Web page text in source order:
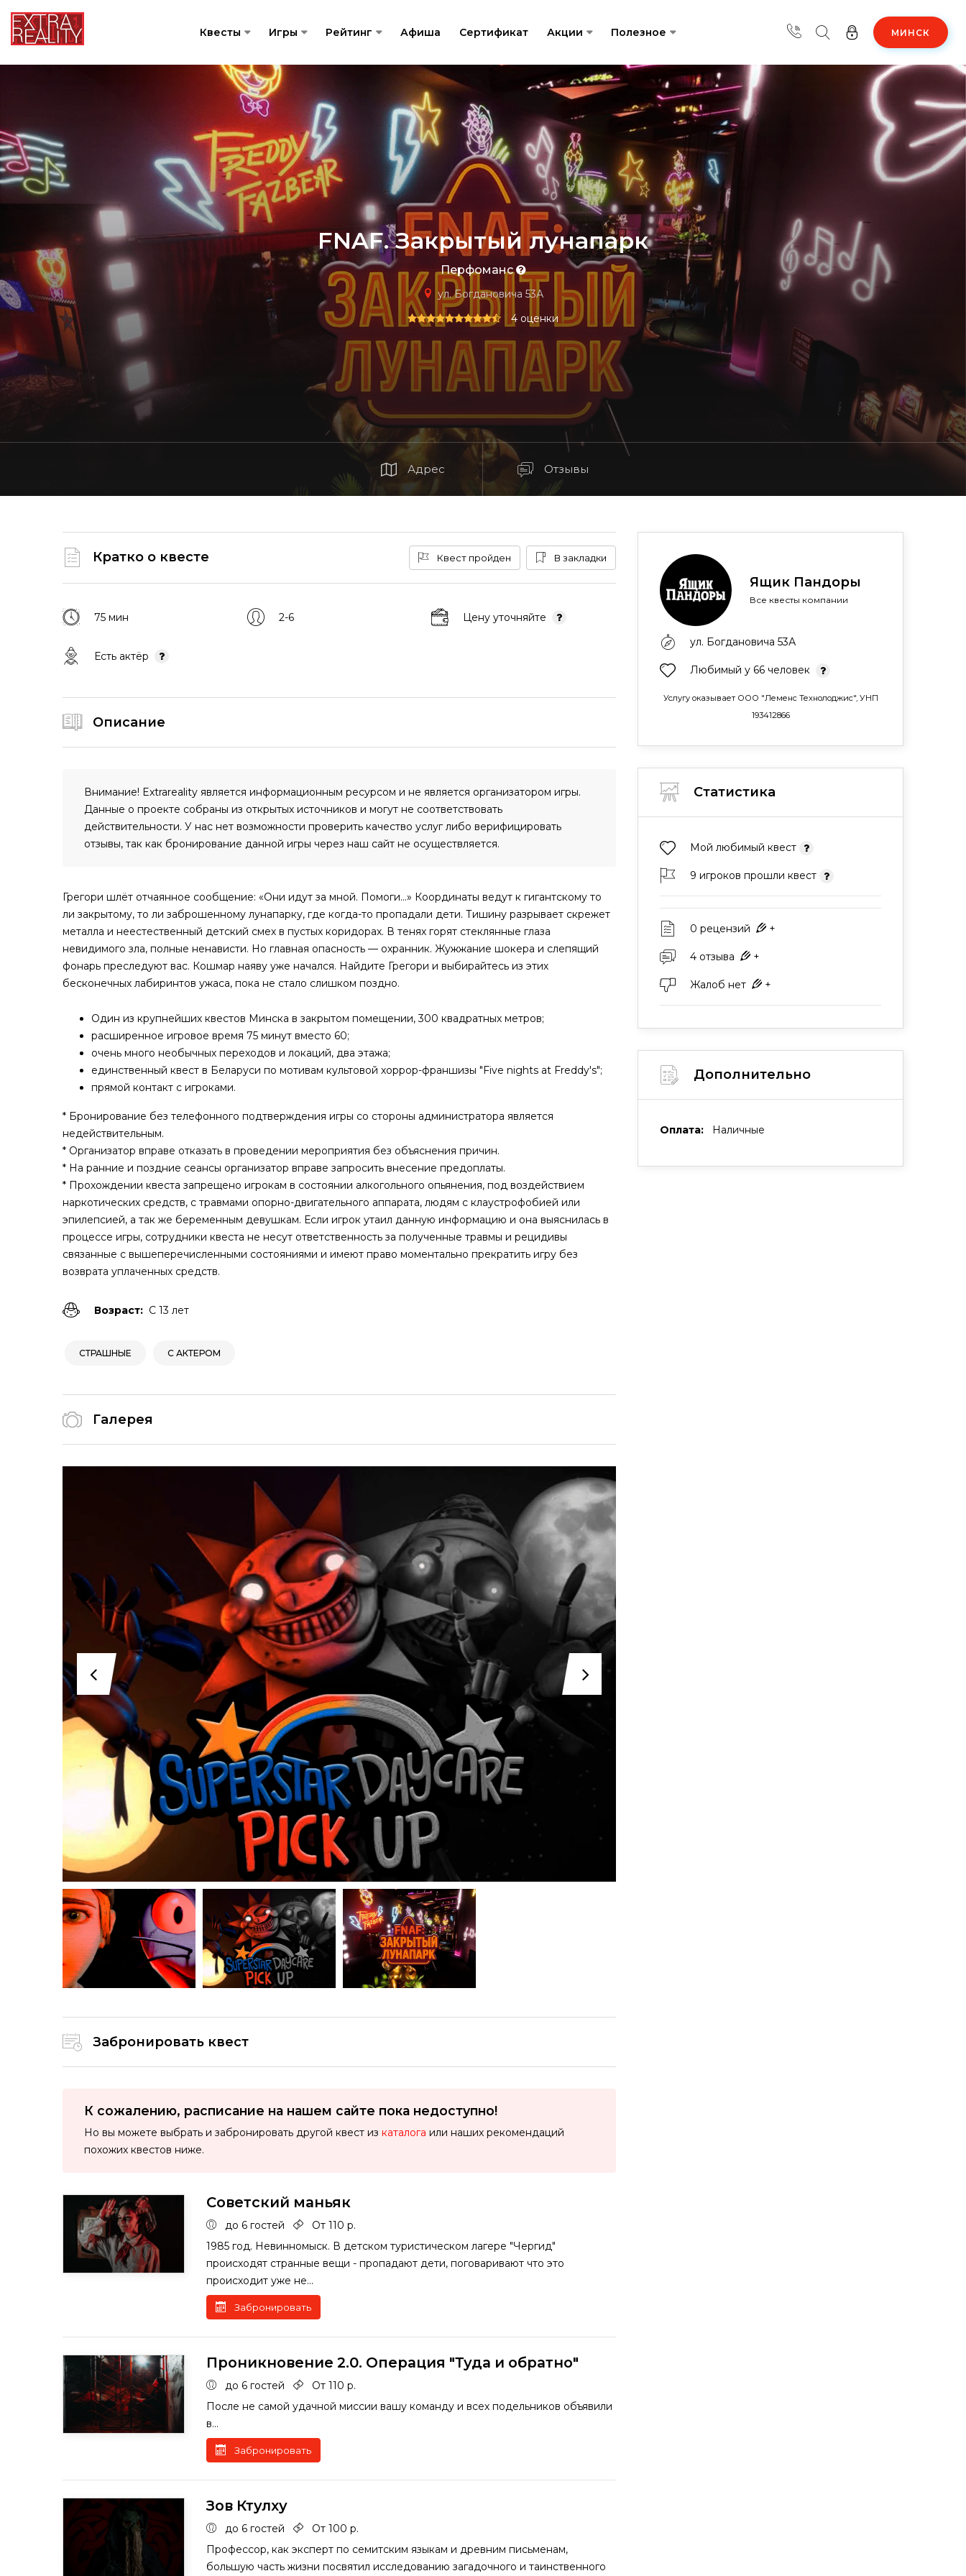
Квесты Игры Рейтинг Афиша Сертификат Акции Полезное МИНСК
FNAF. Закрытый лунапарк
Перфоманс
ул. Богдановича 53А
4 оценки
Адрес Отзывы
Кратко о квесте В закладки
Квест пройден
75 мин 2-6 Цену уточняйте
Есть актёр
Описание
Внимание! Extrareality является информационным ресурсом и не является организатором игры.
Данные о проекте собраны из открытых источников и могут не соответствовать
действительности. У нас нет возможности проверить качество услуг либо верифицировать
отзывы, так как бронирование данной игры через наш сайт не осуществляется.
Грегори шлёт отчаянное сообщение: «Они идут за мной. Помоги...» Координаты ведут к гигантскому то
ли закрытому, то ли заброшенному лунапарку, где когда-то пропадали дети. Тишину разрывает скрежет
металла и неестественный детский смех в пустых коридорах. В тенях горят стеклянные глаза
невидимого зла, полные ненависти. Но главная опасность — охранник. Жужжание шокера и слепящий
фонарь преследуют вас. Кошмар наяву уже начался. Найдите Грегори и выбирайтесь из этих
бесконечных лабиринтов ужаса, пока не стало слишком поздно.
Один из крупнейших квестов Минска в закрытом помещении, 300 квадратных метров;
расширенное игровое время 75 минут вместо 60;
очень много необычных переходов и локаций, два этажа;
единственный квест в Беларуси по мотивам культовой хоррор-франшизы "Five nights at Freddy's";
прямой контакт с игроками.
* Бронирование без телефонного подтверждения игры со стороны администратора является
недействительным.
* Организатор вправе отказать в проведении мероприятия без объяснения причин.
* На ранние и поздние сеансы организатор вправе запросить внесение предоплаты.
* Прохождении квеста запрещено игрокам в состоянии алкогольного опьянения, под воздействием
наркотических средств, с травмами опорно-двигательного аппарата, людям с клаустрофобией или
эпилепсией, а так же беременным девушкам. Если игрок утаил данную информацию и она выяснилась в
процессе игры, сотрудники квеста не несут ответственность за полученные травмы и рецидивы
связанные с вышеперечисленными состояниями и имеют право моментально прекратить игру без
возврата уплаченных средств.
Возраст: С 13 лет
СТРАШНЫЕ С АКТЕРОМ
Галерея
Забронировать квест
К сожалению, расписание на нашем сайте пока недоступно!
Но вы можете выбрать и забронировать другой квест из каталога или наших рекомендаций
похожих квестов ниже.
Советский маньяк
до 6 гостей
От 110 р.
1985 год. Невинномыск. В детском туристическом лагере "Чергид"
происходят странные вещи - пропадают дети, поговаривают что это
происходит уже не...
Забронировать
Проникновение 2.0. Операция "Туда и обратно"
до 6 гостей
От 110 р.
После не самой удачной миссии вашу команду и всех подельников объявили
в...
Забронировать
Зов Ктулху
до 6 гостей
От 100 р.
Профессор, как эксперт по семитским языкам и древним письменам,
большую часть жизни посвятил исследованию загадочного и таинственного
Ящик Пандоры
Все квесты компании
ул. Богдановича 53А
Любимый у 66 человек
Услугу оказывает ООО "Леменс Технолоджис", УНП
193412866
Статистика
Мой любимый квест
9 игроков прошли квест
0 рецензий +
4 отзыва +
Жалоб нет +
Дополнительно
Оплата: Наличные